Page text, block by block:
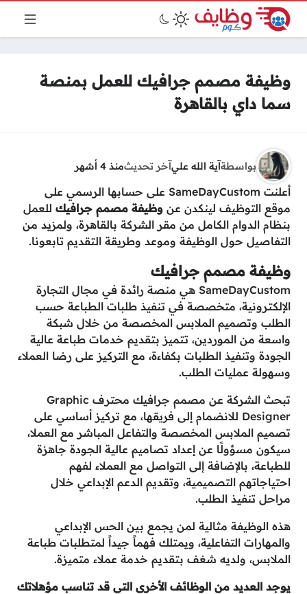
وظيفة مصمم جرافيك للعمل بمنصة
سما داي بالقاهرة
بواسطةآية الله عليآخر تحديثمنذ 4 أشهر
أعلنت SameDayCustom على حسابها الرسمي على
موقع التوظيف لينكدن عن وظيفة مصمم جرافيك للعمل
بنظام الدوام الكامل من مقر الشركة بالقاهرة، ولمزيد من
التفاصيل حول الوظيفة وموعد وطريقة التقديم تابعونا.
وظيفة مصمم جرافيك
SameDayCustom هي منصة رائدة في مجال التجارة
الإلكترونية، متخصصة في تنفيذ طلبات الطباعة حسب
الطلب وتصميم الملابس المخصصة من خلال شبكة
واسعة من الموردين، تتميز بتقديم خدمات طباعة عالية
الجودة وتنفيذ الطلبات بكفاءة، مع التركيز على رضا العملاء
وسهولة عمليات الطلب.
تبحث الشركة عن مصمم جرافيك محترف Graphic
Designer للانضمام إلى فريقها، مع تركيز أساسي على
تصميم الملابس المخصصة والتفاعل المباشر مع العملا،
سيكون مسؤولًا عن إعداد تصاميم عالية الجودة جاهزة
للطباعة، بالإضافة إلى التواصل مع العملاء لفهم
احتياجاتهم التصميمية، وتقديم الدعم الإبداعي خلال
مراحل تنفيذ الطلب.
هذه الوظيفة مثالية لمن يجمع بين الحس الإبداعي
والمهارات التفاعلية، ويمتلك فهماً جيداً لمتطلبات طباعة
الملابس، ولديه شغف بتقديم خدمة عملاء متميزة.
يوجد العديد من الوظائف الأخرى التي قد تناسب مؤهلاتك